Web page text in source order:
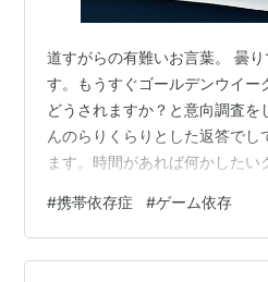
道すがらの有難いお言葉。 曇
す。もうすぐゴールデンウイー
どうされますか？と意向調査を
んのらりくらりとした返答でし
ます。時間があれば何かしたい
いんですね。そんな感じですか
旅行未満のお出かけで過ごすこ
の事ですがね、まあ混んでるし
#携帯依存症 #ゲーム依存